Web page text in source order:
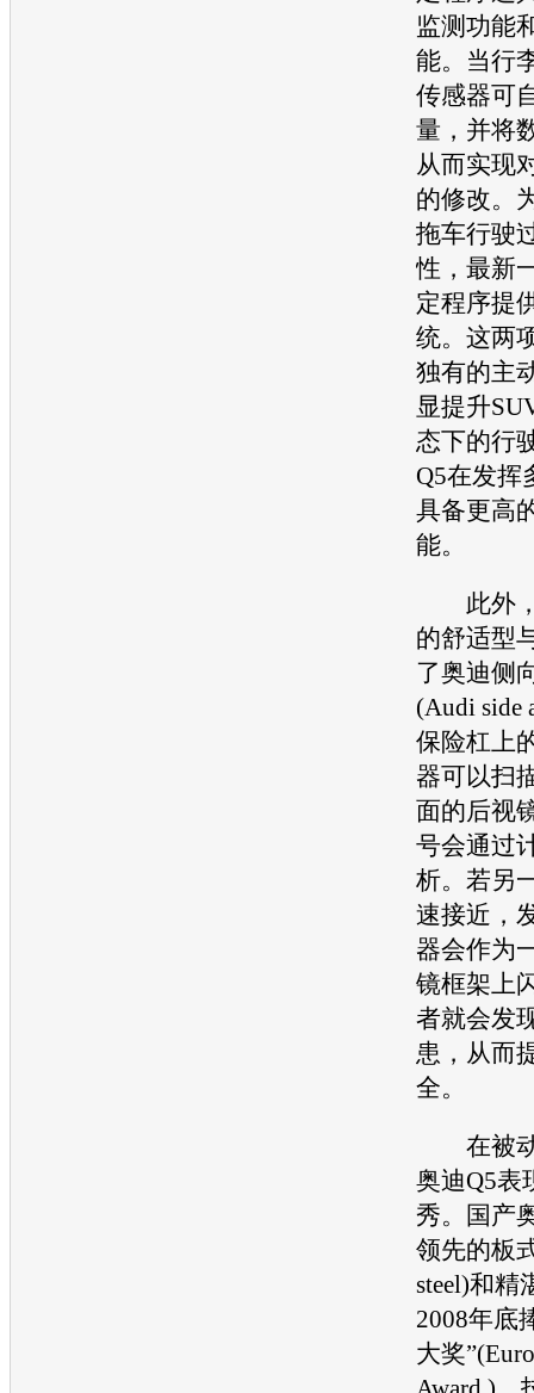
监测功能
能。当行
传感器可
量，并将
从而实现
的修改。
拖车行驶
性，最新
定程序提
统。这两
独有的主
显提升
态下的行
Q5在发挥
具备更高
能。
此外，
的舒适型
了奥迪侧
(Audi side
保险杠上
器可以扫
面的后视
号会通过
析。若另
速接近，
器会作为
镜框架上
者就会发
患，从而
全。
在被动
奥迪Q5表
秀。国产
领先的板
steel)和精
2008年底
大奖